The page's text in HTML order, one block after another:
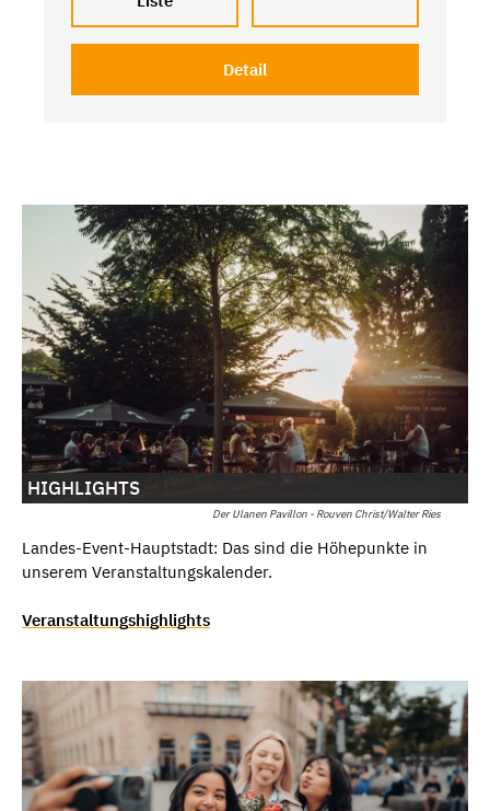
Detail
Der Ulanen Pavillon - Rouven Christ/Walter Ries
HIGHLIGHTS
Landes-Event-Hauptstadt: Das sind die Höhepunkte in
unserem Veranstaltungskalender.
Veranstaltungshighlights